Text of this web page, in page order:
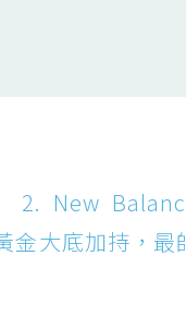
款雨靴登場，經典
薦 14.
：一踩即穿懶人
水厚底健走鞋
Brooks Cascadia
New
金大底加持，